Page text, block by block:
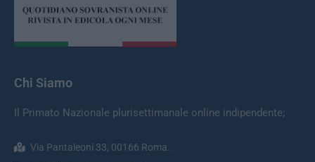
Chi Siamo
Il Primato Nazionale plurisettimanale online indipendente;
Via Pantaleoni 33, 00166 Roma.